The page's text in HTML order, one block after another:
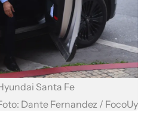
Santa Fe
Dante Fernandez / FocoUy